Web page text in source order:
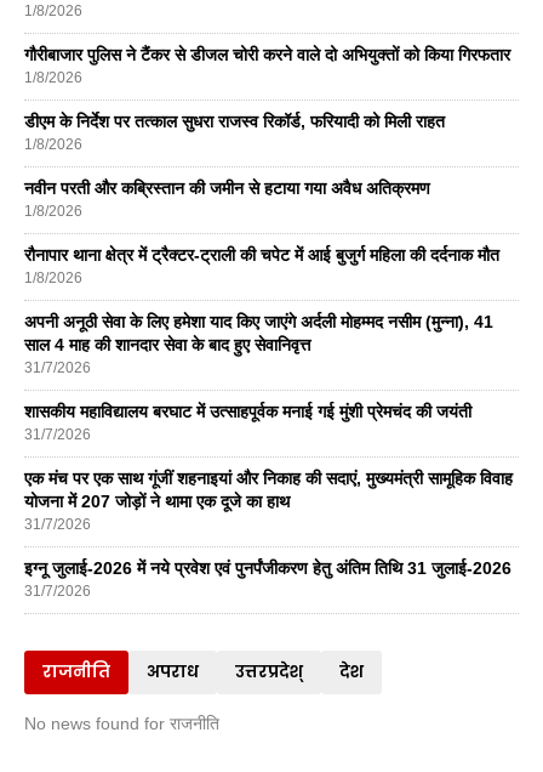
1/8/2026
गौरीबाजार पुलिस ने टैंकर से डीजल चोरी करने वाले दो अभियुक्तों को किया गिरफतार
1/8/2026
डीएम के निर्देश पर तत्काल सुधरा राजस्व रिकॉर्ड, फरियादी को मिली राहत
1/8/2026
नवीन परती और कब्रिस्तान की जमीन से हटाया गया अवैध अतिक्रमण
1/8/2026
रौनापार थाना क्षेत्र में ट्रैक्टर-ट्राली की चपेट में आई बुजुर्ग महिला की दर्दनाक मौत
1/8/2026
अपनी अनूठी सेवा के लिए हमेशा याद किए जाएंगे अर्दली मोहम्मद नसीम (मुन्ना), 41
साल 4 माह की शानदार सेवा के बाद हुए सेवानिवृत्त
31/7/2026
शासकीय महाविद्यालय बरघाट में उत्साहपूर्वक मनाई गई मुंशी प्रेमचंद की जयंती
31/7/2026
एक मंच पर एक साथ गूंजीं शहनाइयां और निकाह की सदाएं, मुख्यमंत्री सामूहिक विवाह
योजना में 207 जोड़ों ने थामा एक दूजे का हाथ
31/7/2026
इग्नू जुलाई-2026 में नये प्रवेश एवं पुनर्पंजीकरण हेतु अंतिम तिथि 31 जुलाई-2026
31/7/2026
राजनीति अपराध उत्तरप्रदेश् देश
No news found for राजनीति